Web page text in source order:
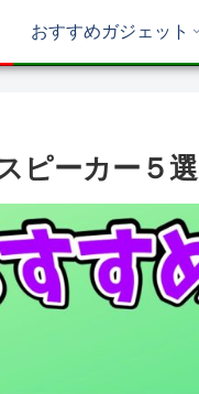
おすすめガジェット
ピーカー５選